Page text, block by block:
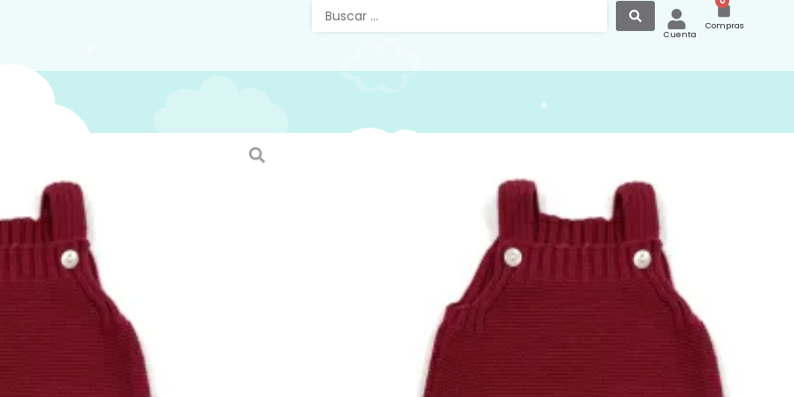
Cuenta
Compras
Pelele punto confeccionado en punto con
tirantes y botones en la parte superior y en la
entrepierna para facilitar el cambio del bebé, en
nuestra página disponemos de rebecas,
capotas, gorros y patucos para conjuntar este
Si deseas ver mas opciones de peleles puedes
acceder a nuestra
https://canastilla.com.es/peleles-invierno/